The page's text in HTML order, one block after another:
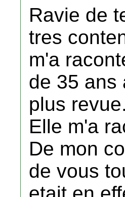
Ravie de
tres
m'a
de 35 ans
plus revue.
Elle m'a
De mon
de vous